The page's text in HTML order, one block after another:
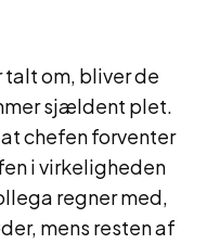
om, bliver de
sjældent plet.
chefen forventer
i virkeligheden
regner med,
mens resten af